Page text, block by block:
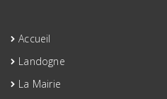
Accueil
Landogne
La Mairie